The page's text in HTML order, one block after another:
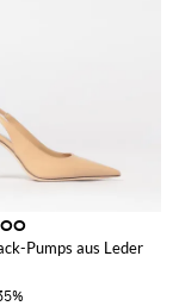
Pumps aus Leder